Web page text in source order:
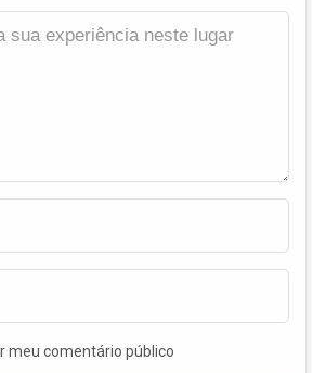
meu comentário público